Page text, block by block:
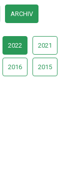
ARCHIV
2022 2021
2016 2015